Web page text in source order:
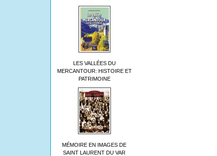
LES VALLÉES DU
MERCANTOUR: HISTOIRE ET
PATRIMOINE
MÉMOIRE EN IMAGES DE
SAINT LAURENT DU VAR